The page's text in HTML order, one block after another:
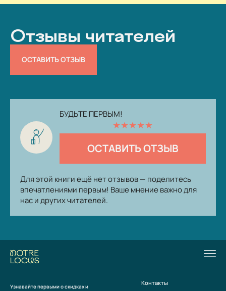
Отзывы читателей
ОСТАВИТЬ ОТЗЫВ
БУДЬТЕ ПЕРВЫМ!
★★★★★
ОСТАВИТЬ ОТЗЫВ
Для этой книги ещё нет отзывов — поделитесь
впечатлениями первым! Ваше мнение важно для
нас и других читателей.
Узнавайте первыми о скидках и Контакты